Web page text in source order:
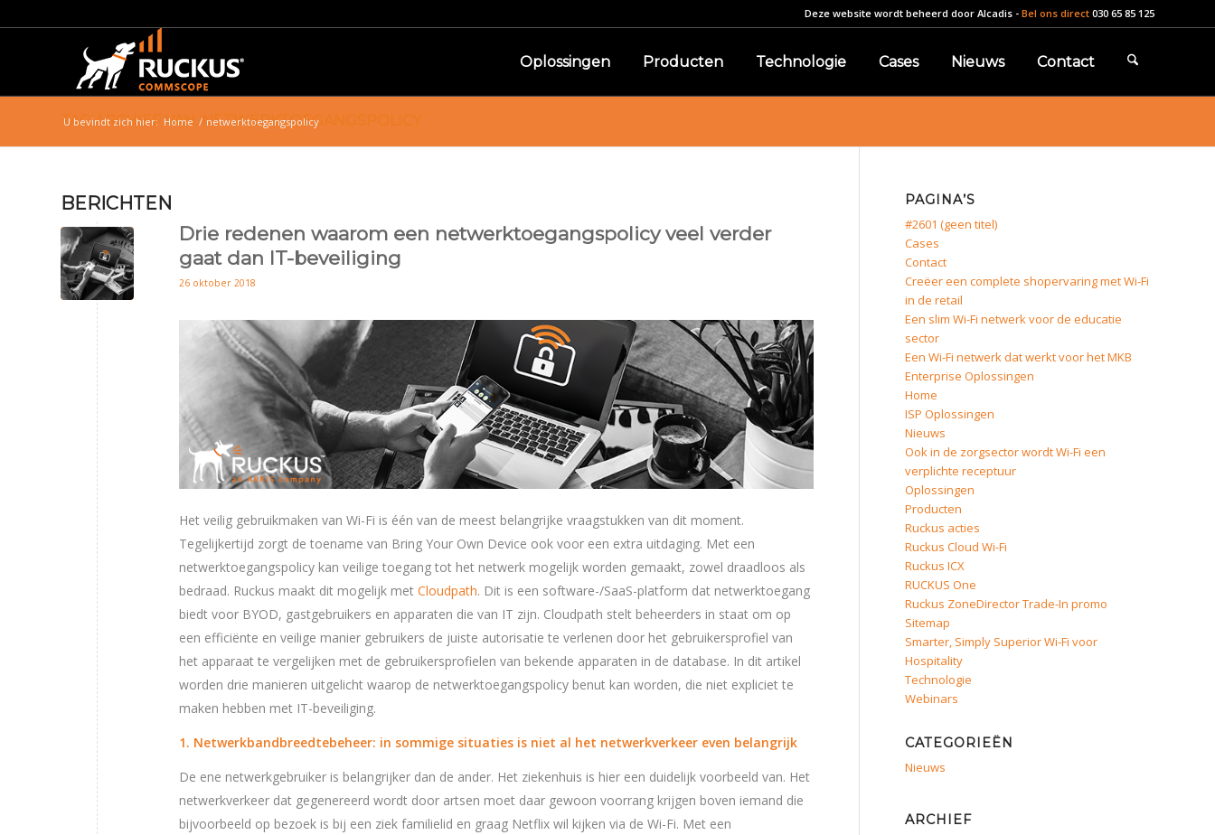
Deze website wordt beheerd door Alcadis - Bel ons direct 030 65 85 125
Oplossingen Producten Technologie Cases Nieuws Contact
TAG ARCHIEF VAN: NETWERKTOEGANGSPOLICY
U bevindt zich hier: Home / netwerktoegangspolicy
BERICHTEN
Drie redenen waarom een netwerktoegangspolicy veel verder
gaat dan IT-beveiliging
26 oktober 2018
Het veilig gebruikmaken van Wi-Fi is één van de meest belangrijke vraagstukken van dit moment.
Tegelijkertijd zorgt de toename van Bring Your Own Device ook voor een extra uitdaging. Met een
netwerktoegangspolicy kan veilige toegang tot het netwerk mogelijk worden gemaakt, zowel draadloos als
bedraad. Ruckus maakt dit mogelijk met Cloudpath. Dit is een software-/SaaS-platform dat netwerktoegang
biedt voor BYOD, gastgebruikers en apparaten die van IT zijn. Cloudpath stelt beheerders in staat om op
een efficiënte en veilige manier gebruikers de juiste autorisatie te verlenen door het gebruikersprofiel van
het apparaat te vergelijken met de gebruikersprofielen van bekende apparaten in de database. In dit artikel
worden drie manieren uitgelicht waarop de netwerktoegangspolicy benut kan worden, die niet expliciet te
maken hebben met IT-beveiliging.
1. Netwerkbandbreedtebeheer: in sommige situaties is niet al het netwerkverkeer even belangrijk
De ene netwerkgebruiker is belangrijker dan de ander. Het ziekenhuis is hier een duidelijk voorbeeld van. Het
netwerkverkeer dat gegenereerd wordt door artsen moet daar gewoon voorrang krijgen boven iemand die
bijvoorbeeld op bezoek is bij een ziek familielid en graag Netflix wil kijken via de Wi-Fi. Met een
PAGINA’S
#2601 (geen titel)
Cases
Contact
Creëer een complete shopervaring met Wi-Fi
in de retail
Een slim Wi-Fi netwerk voor de educatie
sector
Een Wi-Fi netwerk dat werkt voor het MKB
Enterprise Oplossingen
Home
ISP Oplossingen
Nieuws
Ook in de zorgsector wordt Wi-Fi een
verplichte receptuur
Oplossingen
Producten
Ruckus acties
Ruckus Cloud Wi-Fi
Ruckus ICX
RUCKUS One
Ruckus ZoneDirector Trade-In promo
Sitemap
Smarter, Simply Superior Wi-Fi voor
Hospitality
Technologie
Webinars
CATEGORIEËN
Nieuws
ARCHIEF